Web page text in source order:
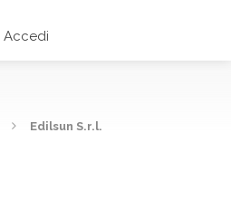
Accedi
Edilsun S.r.l.